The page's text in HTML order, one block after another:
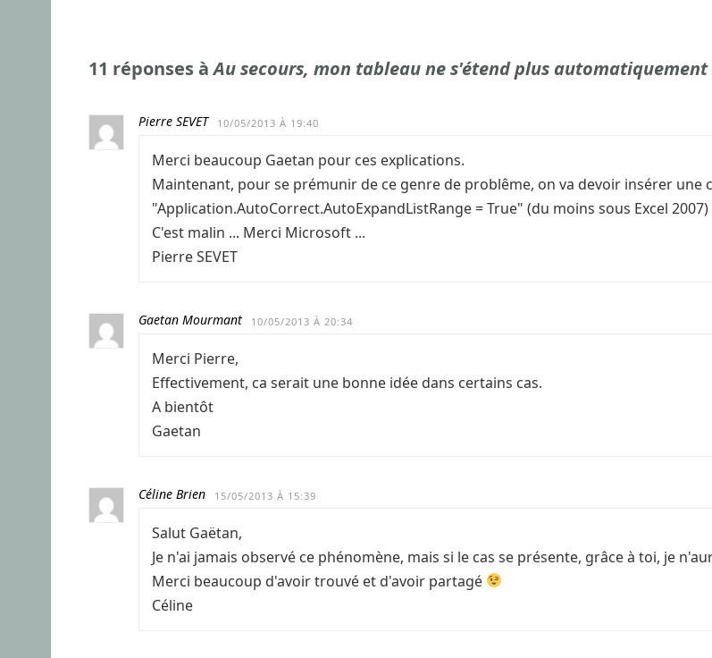
11 réponses àAu secours, mon tableau ne s'étend plus automatiquement
Pierre SEVET 10/05/2013 À 19:40
Merci beaucoup Gaetan pour ces explications.
Maintenant, pour se prémunir de ce genre de problême, on va devoir insérer une
"Application.AutoCorrect.AutoExpandListRange = True" (du moins sous Excel
C'est malin ... Merci Microsoft ...
Pierre SEVET
Gaetan Mourmant 10/05/2013 À 20:34
Merci Pierre,
Effectivement, ca serait une bonne idée dans certains cas.
A bientôt
Gaetan
Céline Brien 15/05/2013 À 15:39
Salut Gaëtan,
Je n'ai jamais observé ce phénomène, mais si le cas se présente, grâce à toi, je
Merci beaucoup d'avoir trouvé et d'avoir partagé
Céline